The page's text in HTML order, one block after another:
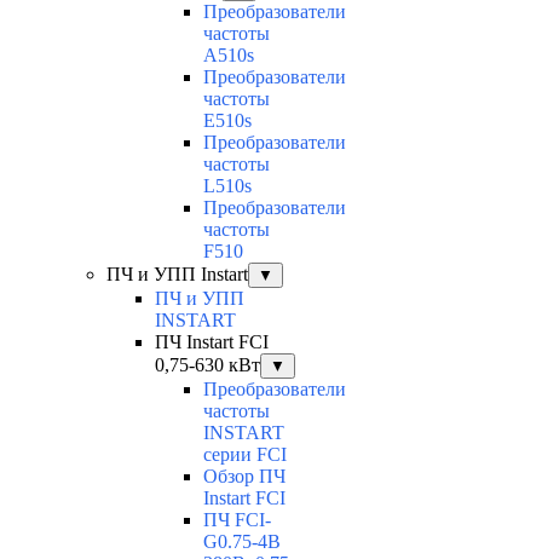
Преобразователи
частоты
A510s
Преобразователи
частоты
E510s
Преобразователи
частоты
L510s
Преобразователи
частоты
F510
ПЧ и УПП Instart
▼
ПЧ и УПП
INSTART
ПЧ Instart FCI
0,75-630 кВт
▼
Преобразователи
частоты
INSTART
серии FCI
Обзор ПЧ
Instart FCI
ПЧ FCI-
G0.75-4B